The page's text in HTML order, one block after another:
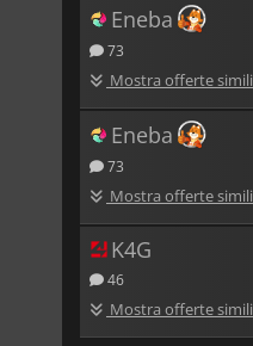
Eneba
73
Mostra offerte simili
Eneba
73
Mostra offerte simili
K4G
46
Mostra offerte simili